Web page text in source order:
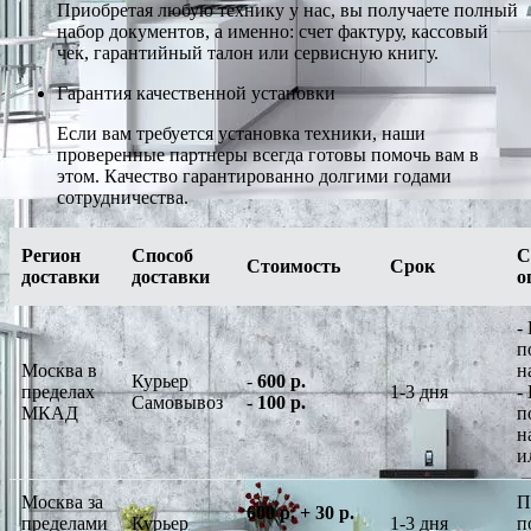
Приобретая любую технику у нас, вы получаете полный
набор документов, а именно: счет фактуру, кассовый
чек, гарантийный талон или сервисную книгу.
Гарантия качественной установки
Если вам требуется установка техники, наши
проверенные партнеры всегда готовы помочь вам в
этом. Качество гарантированно долгими годами
сотрудничества.
Регион
доставки
Способ
доставки
Стоимость Срок
Москва в
пределах
МКАД
Курьер
Самовывоз
-600 р.
-100 р.
1-3 дня
-
-
Москва за
пределами
Курьер
600 р. + 30 р.
1-3 дня